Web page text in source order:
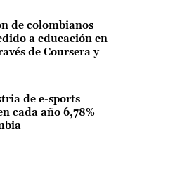
de colombianos
a educación en
de Coursera y
de e-sports
cada año 6,78%